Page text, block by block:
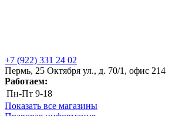
+7 (922) 331 24 02
Пермь, 25 Октября ул., д. 70/1, офис 214
Работаем:
Пн-Пт 9-18
Показать все магазины